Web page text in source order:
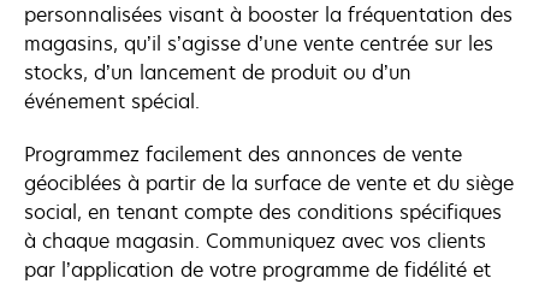
personnalisées visant à booster la fréquentation des
magasins, qu’il s’agisse d’une vente centrée sur les
stocks, d’un lancement de produit ou d’un
événement spécial.
Programmez facilement des annonces de vente
géociblées à partir de la surface de vente et du siège
social, en tenant compte des conditions spécifiques
à chaque magasin. Communiquez avec vos clients
par l’application de votre programme de fidélité et